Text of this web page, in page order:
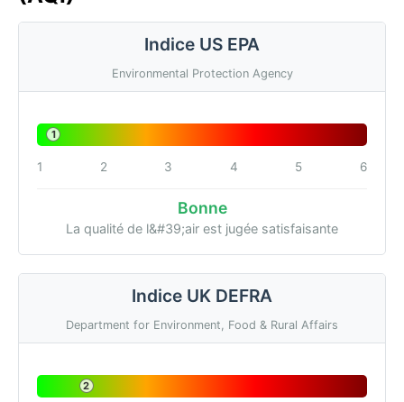
Indice US EPA
Environmental Protection Agency
1
1 2 3 4 5 6
Bonne
La qualité de l&#39;air est jugée satisfaisante
Indice UK DEFRA
Department for Environment, Food & Rural Affairs
2